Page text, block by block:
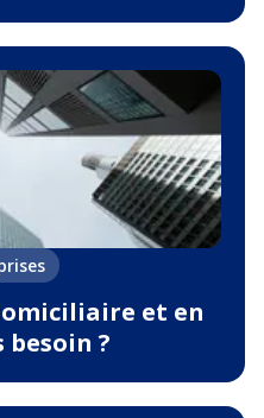
et en
besoin ?